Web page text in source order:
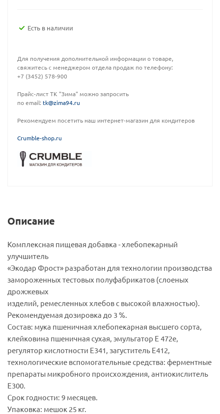
Есть в наличии
Для получения дополнительной информации о товаре,
свяжитесь с менеджером отдела продаж по телефону:
+7 (3452) 578-900
Прайс-лист ТК "Зима" можно запросить
по email: tk@zima94.ru
Рекомендуем посетить наш интернет-магазин для кондитеров
Crumble-shop.ru
Описание
Комплексная пищевая добавка - хлебопекарный
улучшитель
«Экодар Фрост» разработан для технологии производства
замороженных тестовых полуфабрикатов (слоеных
дрожжевых
изделий, ремесленных хлебов с высокой влажностью).
Рекомендуемая дозировка до 3 %.
Состав: мука пшеничная хлебопекарная высшего сорта,
клейковина пшеничная сухая, эмульгатор Е 472e,
регулятор кислотности Е341, загуститель Е412,
технологические вспомогательные средства: ферментные
препараты микробного происхождения, антиокислитель
E300.
Срок годности: 9 месяцев.
Упаковка: мешок 25 кг.